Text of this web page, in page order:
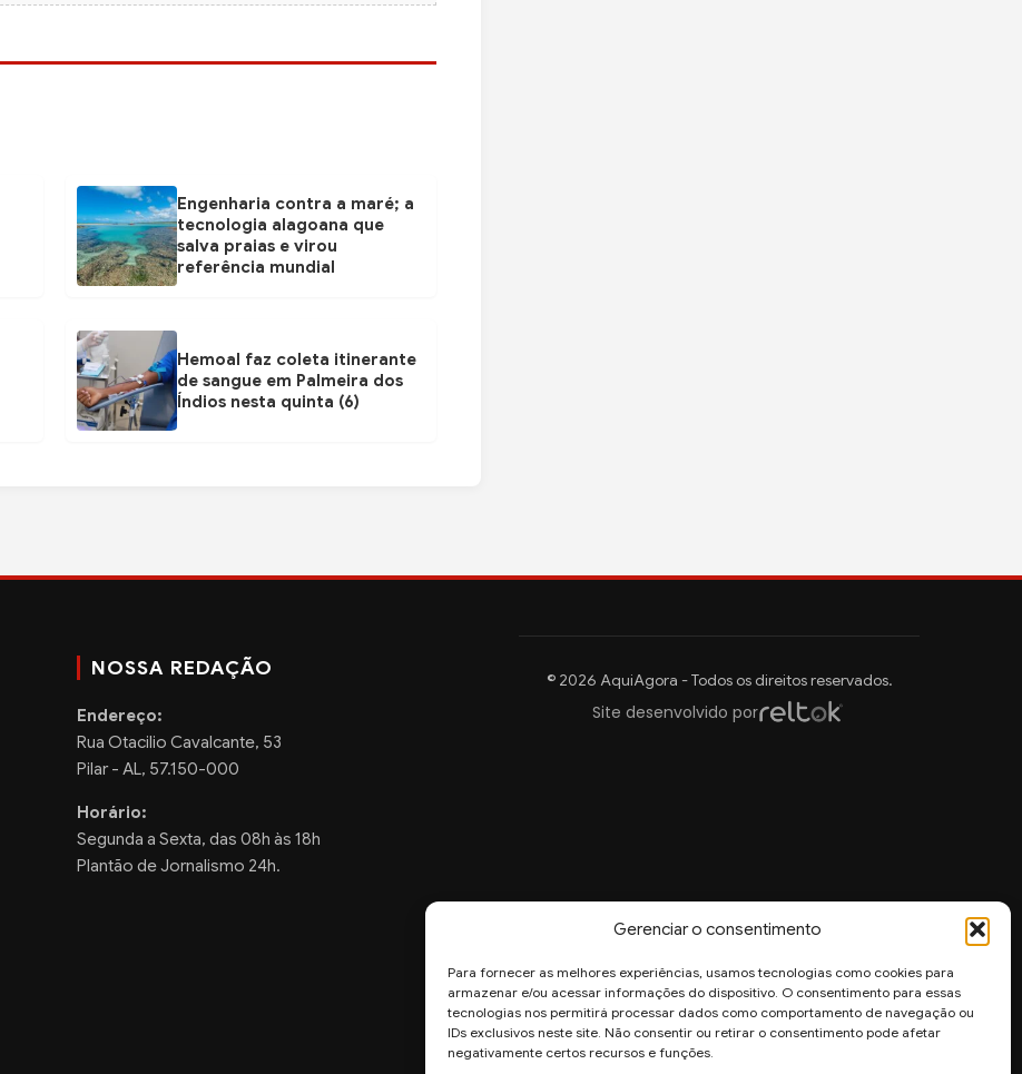
Gerenciar o consentimento
Para fornecer as melhores experiências, usamos tecnologias como cookies para
armazenar e/ou acessar informações do dispositivo. O consentimento para essas
tecnologias nos permitirá processar dados como comportamento de navegação ou
IDs exclusivos neste site. Não consentir ou retirar o consentimento pode afetar
negativamente certos recursos e funções.
Engenharia contra a maré; a
tecnologia alagoana que
salva praias e virou
referência mundial
Hemoal faz coleta itinerante
de sangue em Palmeira dos
Índios nesta quinta (6)
NOSSA REDAÇÃO
Endereço:
Rua Otacilio Cavalcante, 53
Pilar - AL, 57.150-000
Horário:
Segunda a Sexta, das 08h às 18h
Plantão de Jornalismo 24h.
© 2026 AquiAgora - Todos os direitos reservados.
Site desenvolvido por